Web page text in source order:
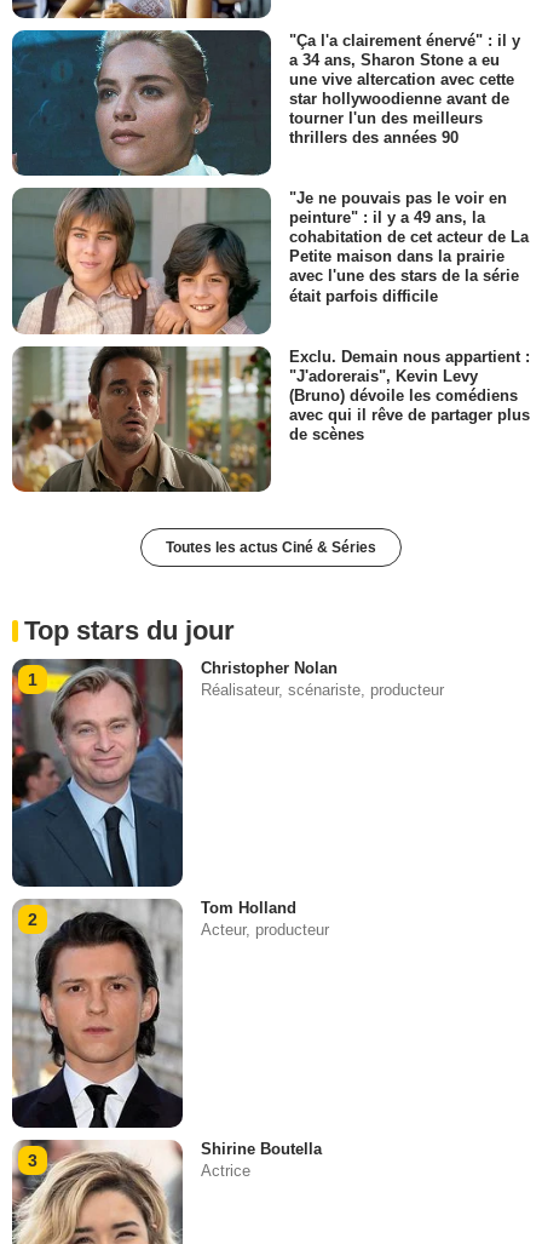
"Ça l'a clairement énervé" : il y
a 34 ans, Sharon Stone a eu
une vive altercation avec cette
star hollywoodienne avant de
tourner l'un des meilleurs
thrillers des années 90
"Je ne pouvais pas le voir en
peinture" : il y a 49 ans, la
cohabitation de cet acteur de La
Petite maison dans la prairie
avec l'une des stars de la série
était parfois difficile
Exclu. Demain nous appartient :
"J'adorerais", Kevin Levy
(Bruno) dévoile les comédiens
avec qui il rêve de partager plus
de scènes
Toutes les actus Ciné & Séries
Top stars du jour
1
Christopher Nolan
Réalisateur, scénariste, producteur
2
Tom Holland
Acteur, producteur
3
Shirine Boutella
Actrice